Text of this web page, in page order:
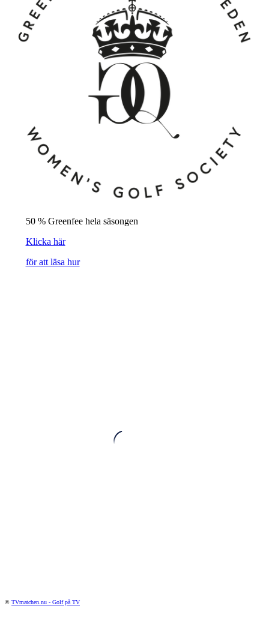
50 % Greenfee hela säsongen
Klicka här
för att läsa hur
© TVmatchen.nu - Golf på TV